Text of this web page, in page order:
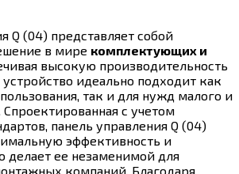
Q (04) представляет собой
в мире комплектующих и
высокую производительность
идеально подходит как
так и для нужд малого и
Спроектированная с учетом
панель управления Q (04)
эффективность и
делает ее незаменимой для
компаний. Благодаря